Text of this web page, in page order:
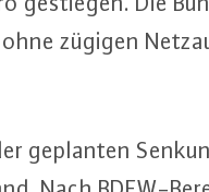
zügigen
geplanten